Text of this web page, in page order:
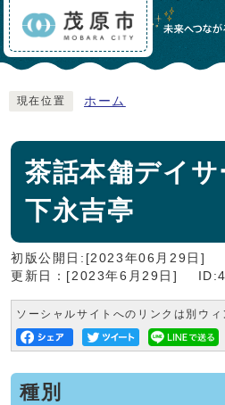
現在位置 ホーム
茶話本舗デイ
下永吉亭
初版公開日:[2023年06月29日]
更新日：[2023年6月29日]
ソーシャルサイトへのリンクは別ウ
種別